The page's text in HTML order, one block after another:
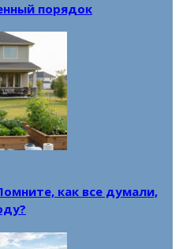
порядок
как все думали,